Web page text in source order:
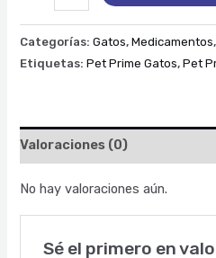
Categorías:Gatos,Medicamentos
Etiquetas:Pet Prime Gatos,Pet
Valoraciones (0)
No hay valoraciones aún.
Sé el primero en